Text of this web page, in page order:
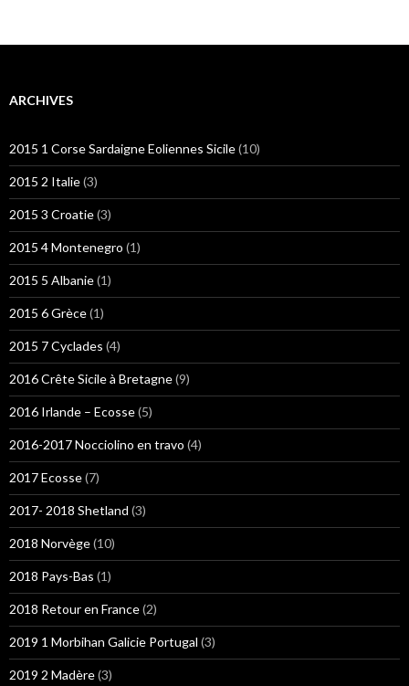
ARCHIVES
2015 1 Corse Sardaigne Eoliennes Sicile(10)
2015 2 Italie(3)
2015 3 Croatie(3)
2015 4 Montenegro (1)
2015 5 Albanie(1)
2015 6 Grèce(1)
2015 7 Cyclades (4)
2016 Crête Sicile à Bretagne(9)
2016 Irlande – Ecosse(5)
2016-2017 Nocciolino en travo (4)
2017 Ecosse(7)
2017- 2018 Shetland (3)
2018 Norvège(10)
2018 Pays-Bas (1)
2018 Retour en France(2)
2019 1 Morbihan Galicie Portugal (3)
2019 2 Madère(3)